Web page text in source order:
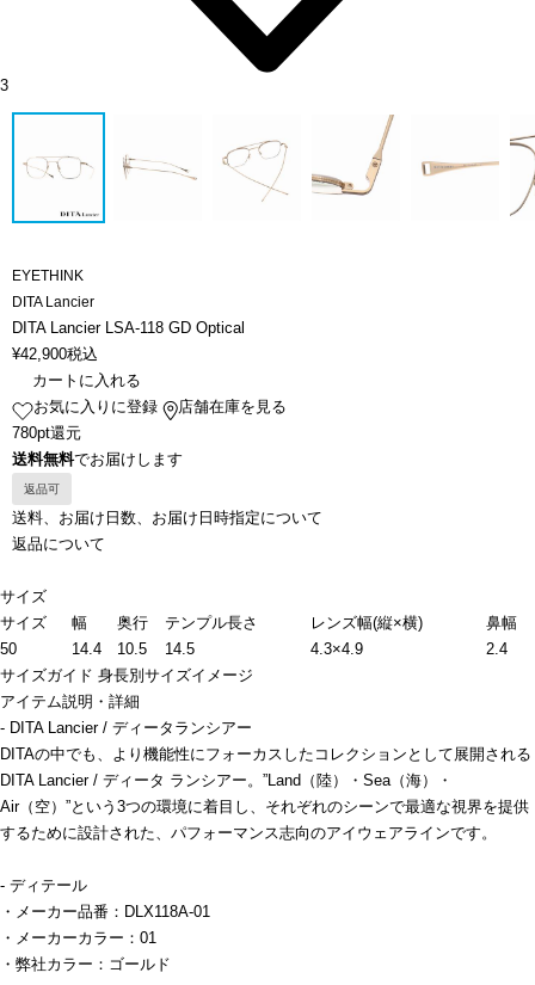
3
EYETHINK
DITA Lancier
DITA Lancier LSA-118 GD Optical
¥42,900税込
カートに入れる
お気に入りに登録
店舗在庫を見る
780pt還元
送料無料でお届けします
返品可
送料、お届け日数、お届け日時指定について
返品について
サイズ
サイズ
幅 奥行 テンプル長さ レンズ幅(縦×横)
鼻幅
50
14.4 10.5 14.5 4.3×4.9
2.4
サイズガイド 身長別サイズイメージ
アイテム説明・詳細
- DITA Lancier / ディータランシアー
DITAの中でも、より機能性にフォーカスしたコレクションとして展開される
DITA Lancier / ディータ ランシアー。”Land（陸）・Sea（海）・
Air（空）”という3つの環境に着目し、それぞれのシーンで最適な視界を提供
するために設計された、パフォーマンス志向のアイウェアラインです。
- ディテール
・メーカー品番：DLX118A-01
・メーカーカラー：01
・弊社カラー：ゴールド